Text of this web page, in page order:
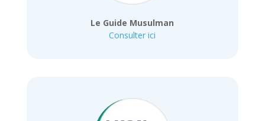
Le Guide Musulman
Consulter ici